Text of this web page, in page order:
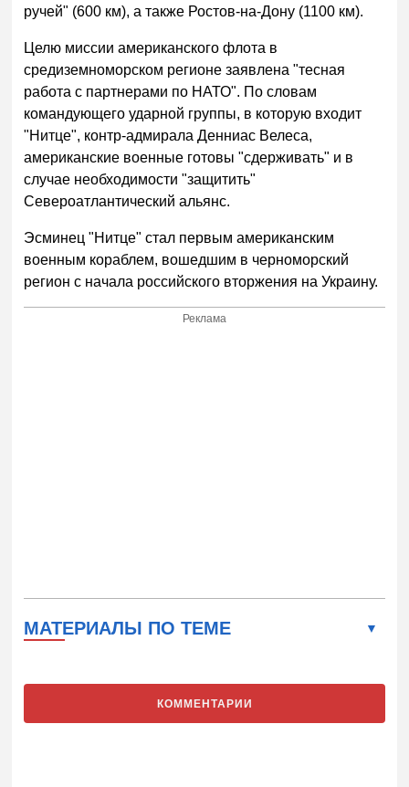
ручей" (600 км), а также Ростов-на-Дону (1100 км).
Целю миссии американского флота в
средиземноморском регионе заявлена "тесная
работа с партнерами по НАТО". По словам
командующего ударной группы, в которую входит
"Нитце", контр-адмирала Денниас Велеса,
американские военные готовы "сдерживать" и в
случае необходимости "защитить"
Североатлантический альянс.
Эсминец "Нитце" стал первым американским
военным кораблем, вошедшим в черноморский
регион с начала российского вторжения на Украину.
Реклама
МАТЕРИАЛЫ ПО ТЕМЕ
КОММЕНТАРИИ